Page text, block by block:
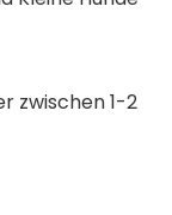
zwischen 1-2